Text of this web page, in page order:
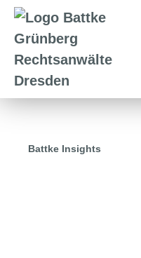
Battke Insights